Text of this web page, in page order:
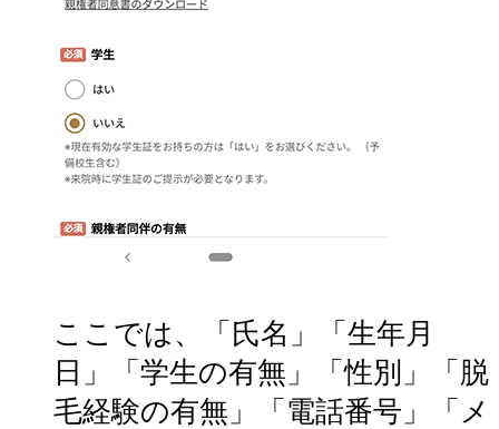
ここでは、「氏名」「生年月
日」「学生の有無」「性別」「脱
毛経験の有無」「電話番号」「メ